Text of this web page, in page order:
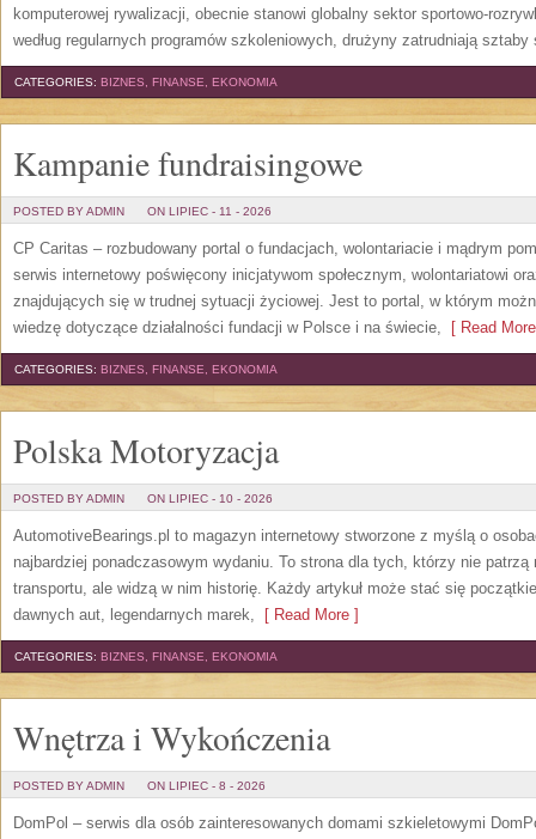
komputerowej rywalizacji, obecnie stanowi globalny sektor sportowo-
według regularnych programów szkoleniowych, drużyny zatrudniają sztaby
CATEGORIES: BIZNES, FINANSE, EKONOMIA
Kampanie fundraisingowe
POSTED BY ADMIN ON LIPIEC - 11 - 2026
CP Caritas – rozbudowany portal o fundacjach, wolontariacie i mądrym
serwis internetowy poświęcony inicjatywom społecznym, wolontariatowi
znajdujących się w trudnej sytuacji życiowej. Jest to portal, w którym
wiedzę dotyczące działalności fundacji w Polsce i na świecie, [ Read
CATEGORIES: BIZNES, FINANSE, EKONOMIA
Polska Motoryzacja
POSTED BY ADMIN ON LIPIEC - 10 - 2026
AutomotiveBearings.pl to magazyn internetowy stworzone z myślą o
najbardziej ponadczasowym wydaniu. To strona dla tych, którzy nie patrzą
transportu, ale widzą w nim historię. Każdy artykuł może stać się
dawnych aut, legendarnych marek, [ Read More ]
CATEGORIES: BIZNES, FINANSE, EKONOMIA
Wnętrza i Wykończenia
POSTED BY ADMIN ON LIPIEC - 8 - 2026
DomPol – serwis dla osób zainteresowanych domami szkieletowymi